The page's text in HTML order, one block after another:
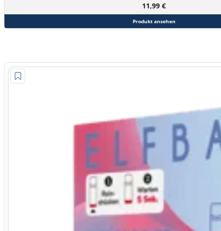
11,99 €
Produkt ansehen